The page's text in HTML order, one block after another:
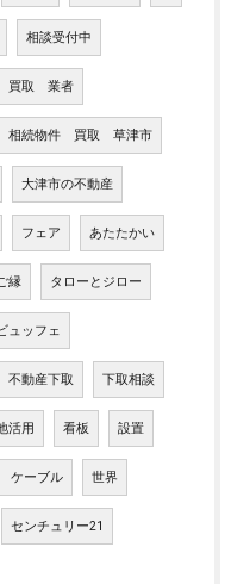
相談受付中
買取 業者
相続物件 買取 草津市
大津市の不動産
フェア あたたかい
縁 タローとジロー
ュッフェ
不動産下取 下取相談
活用 看板 設置
ケーブル 世界
センチュリー21